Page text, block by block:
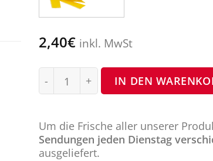
2,40€ inkl. MwSt
Pappardelle mit Ei Menge
IN DEN
Um die Frische aller unserer
Sendungen jeden Dienstag
ausgeliefert.